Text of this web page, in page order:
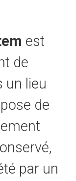
est
de
un lieu
de
par un